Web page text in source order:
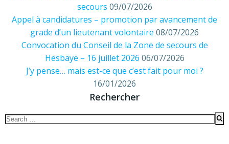
secours 09/07/2026
Appel à candidatures – promotion par avancement de
grade d’un lieutenant volontaire 08/07/2026
Convocation du Conseil de la Zone de secours de
Hesbaye – 16 juillet 2026 06/07/2026
J’y pense… mais est-ce que c’est fait pour moi ?
16/01/2026
Rechercher
Search